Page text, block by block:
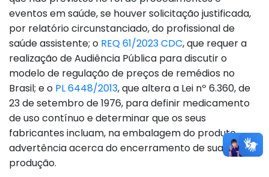
eventos em saúde, se houver solicitação justificada,
por relatório circunstanciado, do profissional de
saúde assistente; o REQ 61/2023 CDC, que requer a
realização de Audiência Pública para discutir o
modelo de regulação de preços de remédios no
Brasil; e o PL 6448/2013, que altera a Lei nº 6.360, de
23 de setembro de 1976, para definir medicamento
de uso contínuo e determinar que os seus
fabricantes incluam, na embalagem do produto,
advertência acerca do encerramento de sua
produção.